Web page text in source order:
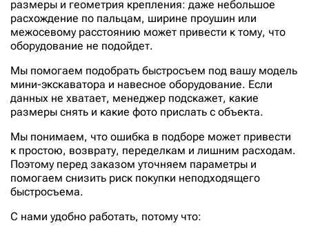
размеры и геометрия крепления: даже небольшое
расхождение по пальцам, ширине проушин или
межосевому расстоянию может привести к тому, что
оборудование не подойдет.
Мы помогаем подобрать быстросъем под вашу модель
мини-экскаватора и навесное оборудование. Если
данных не хватает, менеджер подскажет, какие
размеры снять и какие фото прислать с объекта.
Мы понимаем, что ошибка в подборе может привести
к простою, возврату, переделкам и лишним расходам.
Поэтому перед заказом уточняем параметры и
помогаем снизить риск покупки неподходящего
быстросъема.
С нами удобно работать, потому что: